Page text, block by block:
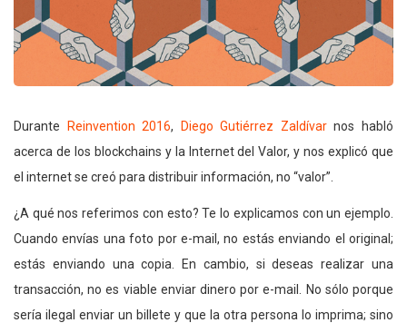
Durante Reinvention 2016, Diego Gutiérrez Zaldívarnos habló
acerca de los blockchains y la Internet del Valor, y nos explicó que
el internet se creó para distribuir información, no “valor”.
¿A qué nos referimos con esto? Te lo explicamos con un ejemplo.
Cuando envías una foto por e-mail, no estás enviando el original;
estás enviando una copia. En cambio, si deseas realizar una
transacción, no es viable enviar dinero por e-mail. No sólo porque
sería ilegal enviar un billete y que la otra persona lo imprima; sino